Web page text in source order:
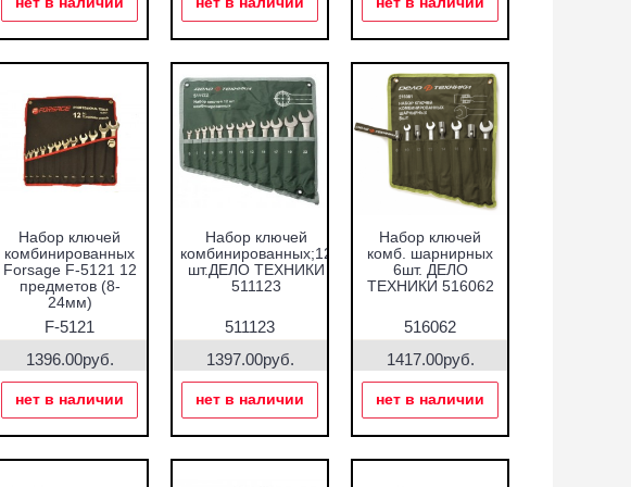
Набор ключей
комбинированных
Forsage F-5121 12
предметов (8-
24мм)
F-5121
1396.00руб.
нет в наличии
Набор ключей
комбинированных;12
шт.ДЕЛО ТЕХНИКИ
511123
511123
1397.00руб.
нет в наличии
Набор ключей
комб. шарнирных
6шт. ДЕЛО
ТЕХНИКИ 516062
516062
1417.00руб.
нет в наличии